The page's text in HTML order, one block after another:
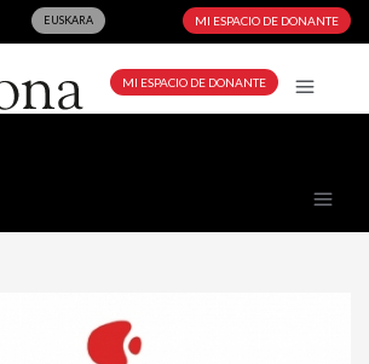
EUSKARA MI ESPACIO DE DONANTE
MI ESPACIO DE DONANTE